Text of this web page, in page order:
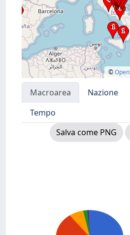
©
Macroarea Nazione
Tempo
Salva come PNG